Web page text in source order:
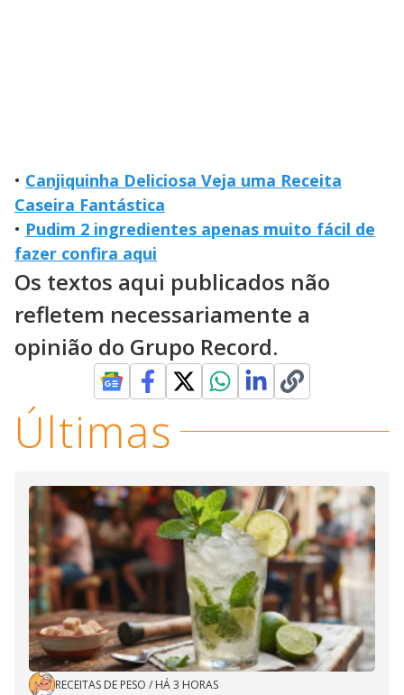
• Canjiquinha Deliciosa Veja uma Receita
Caseira Fantástica
• Pudim 2 ingredientes apenas muito fácil de
fazer confira aqui
Os textos aqui publicados não
refletem necessariamente a
opinião do Grupo Record.
Últimas
RECEITAS DE PESO / HÁ 3 HORAS